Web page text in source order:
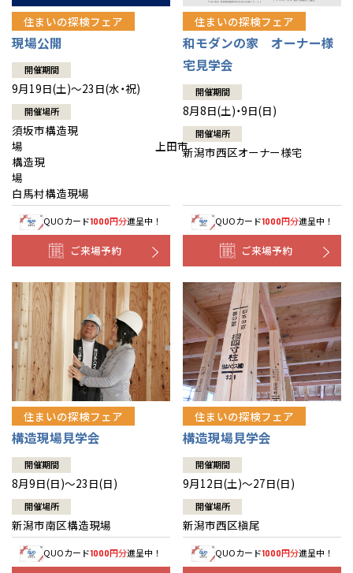
住まいの探検フェア
現場公開
開催期間
9月19日(土)～23日(水・祝)
開催場所
須坂市構造現
場 上田市
構造現
場
白馬村構造現場
QUOカード1000円分進呈中！
ご来場予約
住まいの探検フェア
和モダンの家 オーナー様
宅見学会
開催期間
8月8日(土)・9日(日)
開催場所
新潟市西区オーナー様宅
QUOカード1000円分進呈中！
ご来場予約
住まいの探検フェア
構造現場見学会
開催期間
8月9日(日)～23日(日)
開催場所
新潟市南区構造現場
QUOカード1000円分進呈中！
住まいの探検フェア
構造現場見学会
開催期間
9月12日(土)～27日(日)
開催場所
新潟市西区槇尾
QUOカード1000円分進呈中！